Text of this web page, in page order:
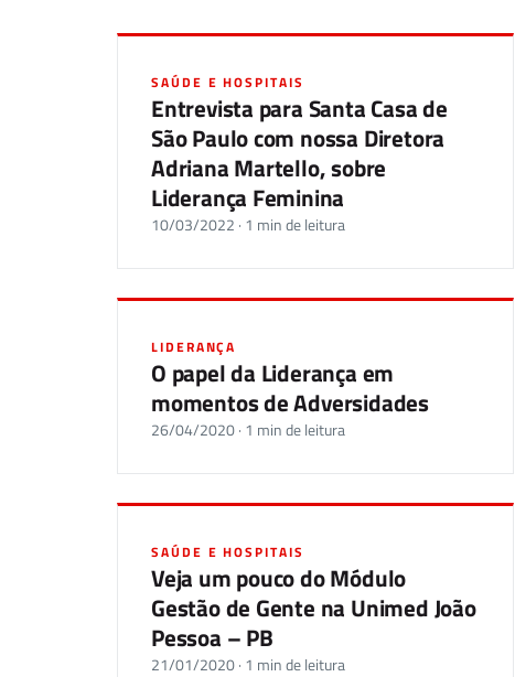
SAÚDE E HOSPITAIS
Entrevista para Santa Casa de
São Paulo com nossa Diretora
Adriana Martello, sobre
Liderança Feminina
10/03/2022 · 1 min de leitura
LIDERANÇA
O papel da Liderança em
momentos de Adversidades
26/04/2020 · 1 min de leitura
SAÚDE E HOSPITAIS
Veja um pouco do Módulo
Gestão de Gente na Unimed João
Pessoa – PB
21/01/2020 · 1 min de leitura